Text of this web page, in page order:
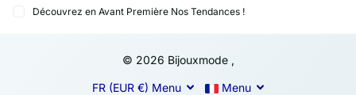
Découvrez en Avant Première Nos Tendances !
© 2026 Bijouxmode ,
FR (EUR €) Menu Menu